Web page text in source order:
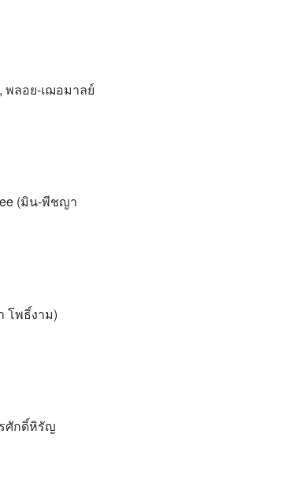
พลอย-เฌอมาลย์
(มิน-พีชญา
โพธิ์งาม)
รศักดิ์หิรัญ